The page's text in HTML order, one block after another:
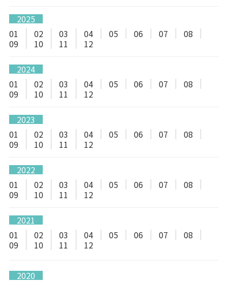
2025
01
02 03 04 05 06 07
08
09
10 11 12
2024
01
02 03 04 05 06 07
08
09
10 11 12
2023
01
02 03 04 05 06 07
08
09
10 11 12
2022
01
02 03 04 05 06 07
08
09
10 11 12
2021
01
02 03 04 05 06 07
08
09
10 11 12
2020